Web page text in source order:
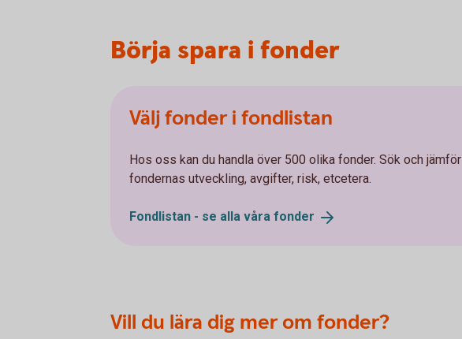
Börja spara i fonder
Välj fonder i fondlistan
Hos oss kan du handla över 500 olika fonder. Sök och jämför
fondernas utveckling, avgifter, risk, etcetera.
Fondlistan - se alla våra fonder
Vill du lära dig mer om fonder?